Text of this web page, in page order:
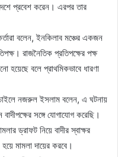
প্রবেশ করেন। এরপর তার
বলেন, ইনকিলাব মঞ্চের একজন
রাজনৈতিক প্রতিপক্ষের পক্ষ
হয়েছে বলে প্রাথমিকভাবে ধারণা
চাইলে নজরুল ইসলাম বলেন, এ ঘটনায়
সঙ্গে যোগাযোগ করেছি।
ড্রাফট নিয়ে বাদীর স্বাক্ষর
মামলা দায়ের করবে।